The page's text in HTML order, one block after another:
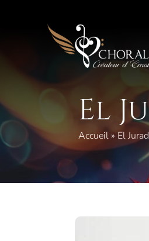
El
Accueil » El